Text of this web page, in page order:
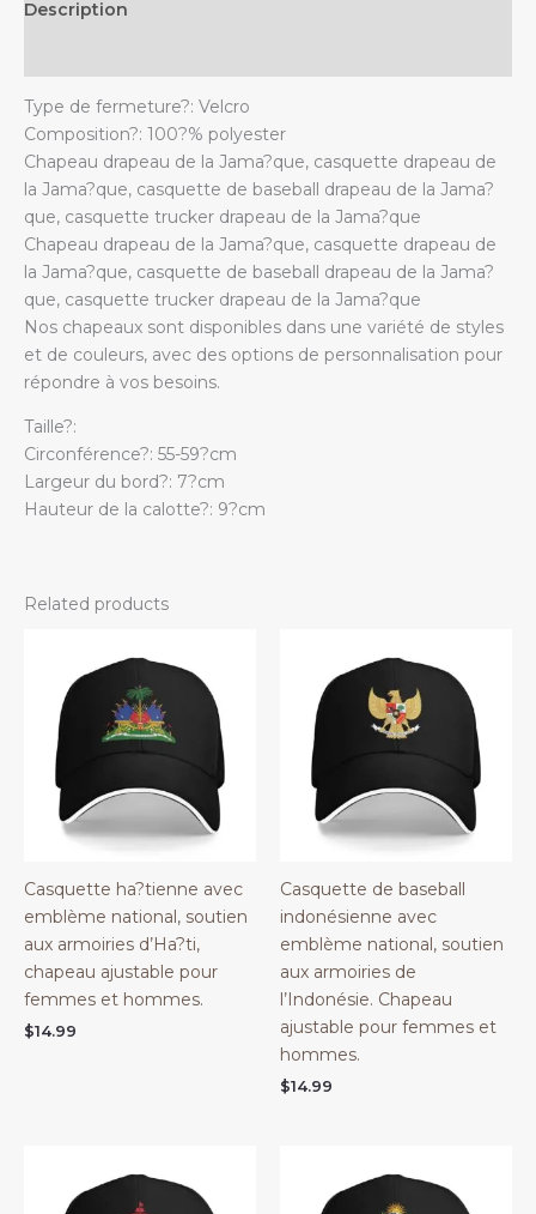
trucker,
de
papa
quantity
Description
Type de fermeture?: Velcro
Composition?: 100?% polyester
Chapeau drapeau de la Jama?que, casquette drapeau de
la Jama?que, casquette de baseball drapeau de la Jama?
que, casquette trucker drapeau de la Jama?que
Chapeau drapeau de la Jama?que, casquette drapeau de
la Jama?que, casquette de baseball drapeau de la Jama?
que, casquette trucker drapeau de la Jama?que
Nos chapeaux sont disponibles dans une variété de styles
et de couleurs, avec des options de personnalisation pour
répondre à vos besoins.
Taille?:
Circonférence?: 55-59?cm
Largeur du bord?: 7?cm
Hauteur de la calotte?: 9?cm
Related products
Casquette ha?tienne avec
emblème national, soutien
aux armoiries d’Ha?ti,
chapeau ajustable pour
femmes et hommes.
$14.99
Casquette de baseball
indonésienne avec
emblème national, soutien
aux armoiries de
l’Indonésie. Chapeau
ajustable pour femmes et
hommes.
$14.99